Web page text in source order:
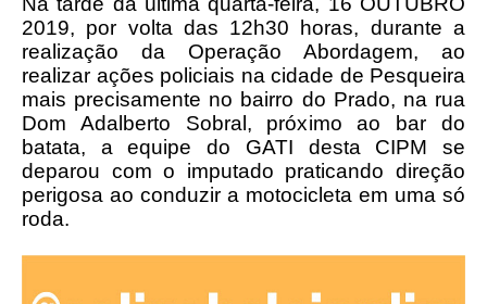
2019, por volta das 12h30 horas, durante a
realização da Operação Abordagem, ao
realizar ações policiais na cidade de Pesqueira
mais precisamente no bairro do Prado, na rua
Dom Adalberto Sobral, próximo ao bar do
batata, a equipe do GATI desta CIPM se
deparou com o imputado praticando direção
perigosa ao conduzir a motocicleta em uma só
roda.